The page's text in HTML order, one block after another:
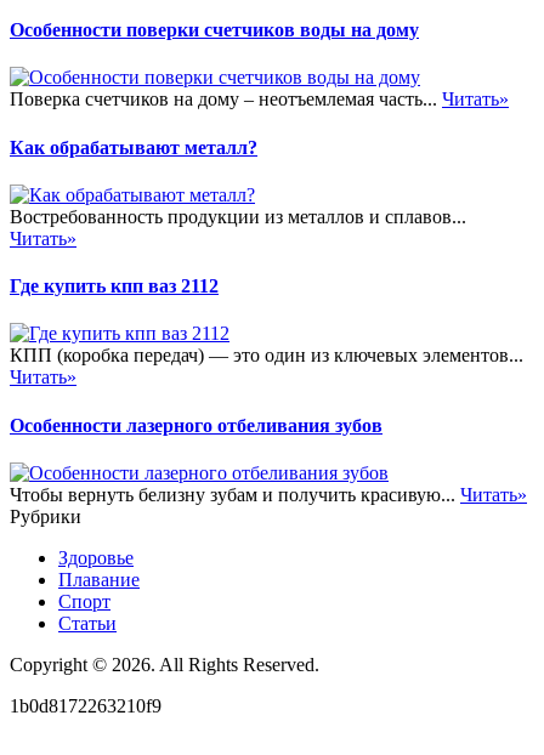
Особенности поверки счетчиков воды на дому
Поверка счетчиков на дому – неотъемлемая часть... Читать»
Как обрабатывают металл?
Востребованность продукции из металлов и сплавов...
Читать»
Где купить кпп ваз 2112
КПП (коробка передач) — это один из ключевых элементов...
Читать»
Особенности лазерного отбеливания зубов
Чтобы вернуть белизну зубам и получить красивую... Читать»
Рубрики
Здоровье
Плавание
Спорт
Статьи
Copyright © 2026. All Rights Reserved.
1b0d8172263210f9